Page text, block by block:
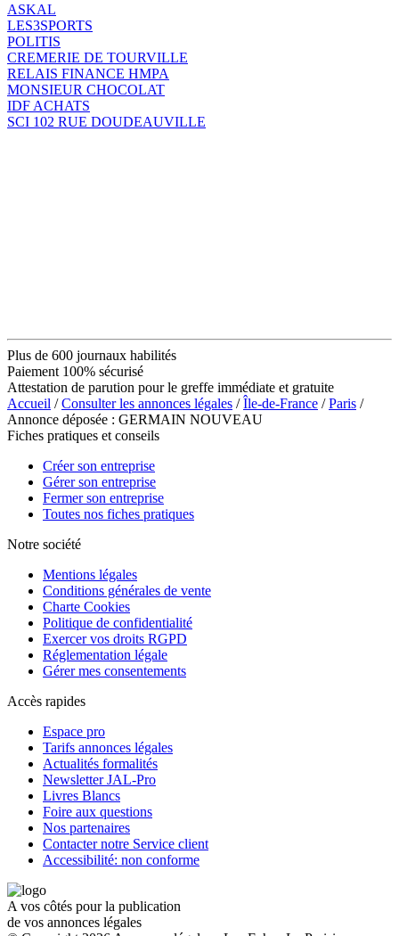
ASKAL
LES3SPORTS
POLITIS
CREMERIE DE TOURVILLE
RELAIS FINANCE HMPA
MONSIEUR CHOCOLAT
IDF ACHATS
SCI 102 RUE DOUDEAUVILLE
Plus de 600 journaux habilités
Paiement 100% sécurisé
Attestation de parution pour le greffe immédiate et gratuite
Accueil /Consulter les annonces légales /Île-de-France /Paris /
Annonce déposée : GERMAIN NOUVEAU
Fiches pratiques et conseils
Créer son entreprise
Gérer son entreprise
Fermer son entreprise
Toutes nos fiches pratiques
Notre société
Mentions légales
Conditions générales de vente
Charte Cookies
Politique de confidentialité
Exercer vos droits RGPD
Réglementation légale
Gérer mes consentements
Accès rapides
Espace pro
Tarifs annonces légales
Actualités formalités
Newsletter JAL-Pro
Livres Blancs
Foire aux questions
Nos partenaires
Contacter notre Service client
Accessibilité: non conforme
A vos côtés pour la publication
de vos annonces légales